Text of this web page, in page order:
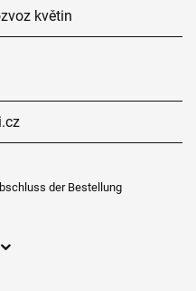
květin
der Bestellung